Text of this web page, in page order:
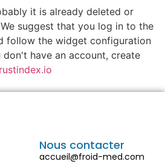
it is already deleted or
suggest that you log in to the
follow the widget configuration
have an account, create
Nous contacter
accueil@froid-med.com